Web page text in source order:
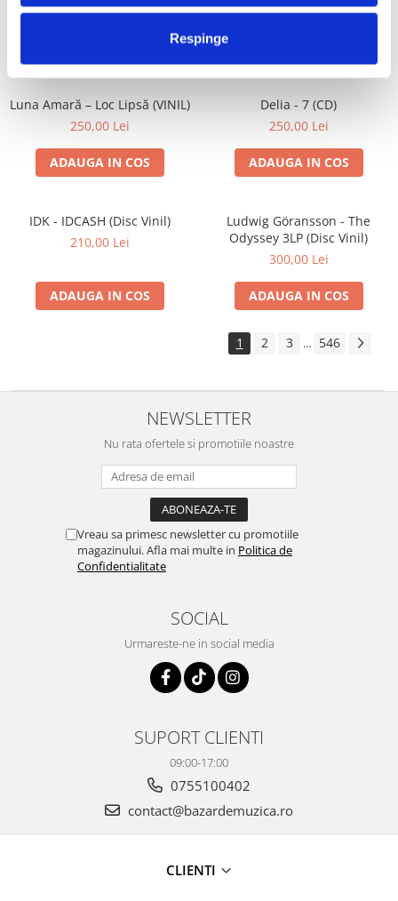
Respinge
150,00 Lei
Luna Amară – Loc Lipsă (VINIL)
250,00 Lei
ADAUGA IN COS
Delia - 7 (CD)
250,00 Lei
ADAUGA IN COS
IDK - IDCASH (Disc Vinil)
210,00 Lei
ADAUGA IN COS
Ludwig Göransson - The
Odyssey 3LP (Disc Vinil)
300,00 Lei
ADAUGA IN COS
1 2 3 ... 546
NEWSLETTER
Nu rata ofertele si promotiile noastre
Vreau sa primesc newsletter cu promotiile
magazinului. Afla mai multe in Politica de
Confidentialitate
SOCIAL
Urmareste-ne in social media
SUPORT CLIENTI
09:00-17:00
0755100402
contact@bazardemuzica.ro
CLIENTI